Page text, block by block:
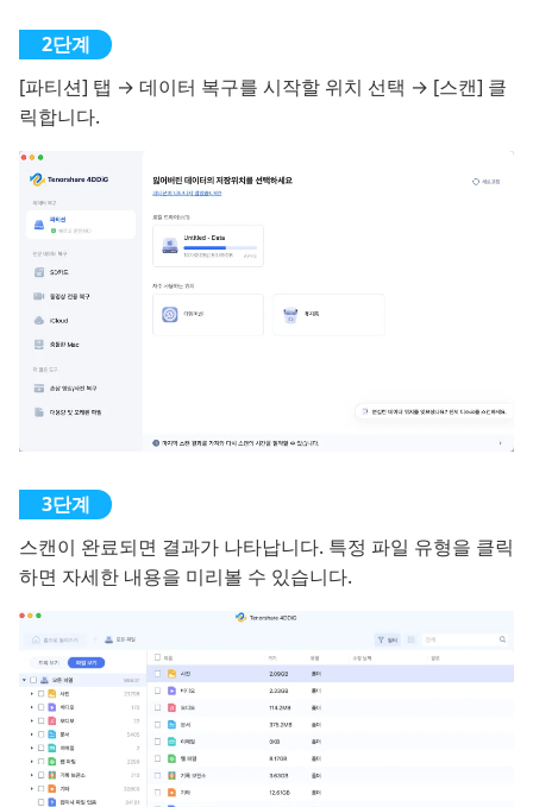
[파티션] 탭 → 데이터 복구를 시작할 위치 선택 → [스캔] 클
릭합니다.
스캔이 완료되면 결과가 나타납니다. 특정 파일 유형을 클릭
하면 자세한 내용을 미리볼 수 있습니다.